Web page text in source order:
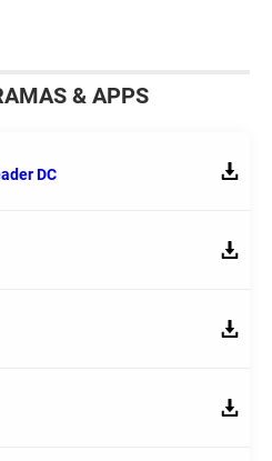
& APPS
DC